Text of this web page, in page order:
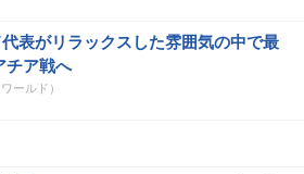
表がリラックスした雰囲気の中で最
チア戦へ
ールド）